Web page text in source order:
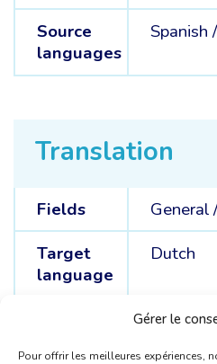
Gérer le
Pour offrir les meilleures expériences,
Source
languages
Spanish /
Translation
Fields General
Target
language
Dutch
Spanish